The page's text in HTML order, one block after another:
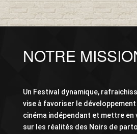
NOTRE
Un Festival dynamique,
vise à favoriser le développement
cinéma indépendant et mettre en
sur les réalités des Noirs de